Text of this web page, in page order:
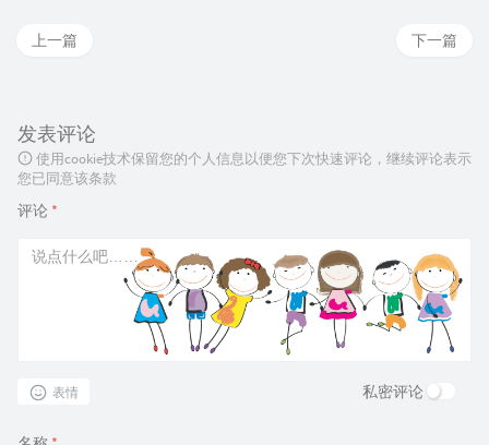
下一篇
上一篇
发表评论
使用cookie技术保留您的个人信息以便您下次快速评论，继续评论表示
您已同意该条款
评论 *
表情 私密评论